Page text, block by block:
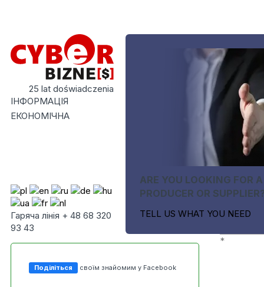
25 lat doświadczenia
ІНФОРМАЦІЯ
ЕКОНОМІЧНА
Гаряча лінія + 48 68 320
93 43
ARE YOU LOOKING FOR A
PRODUCER OR
TELL US WHAT YOU NEED
Поділіться своїм знайомим у Facebook
*